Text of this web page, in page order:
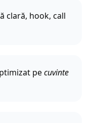
clară, hook, call
pecuvinte